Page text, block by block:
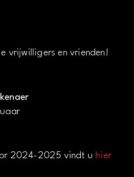
vrijwilligers en vrienden!
2024-2025 vindt uhier